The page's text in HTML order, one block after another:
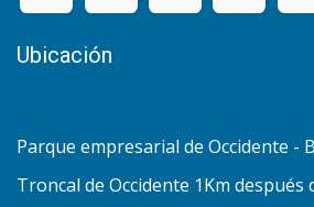
Ubicación
Parque empresarial de Occidente -
Troncal de Occidente 1Km después